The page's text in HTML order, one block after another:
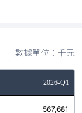
數據單位：千元
2026-Q1
567,681